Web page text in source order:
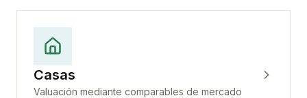
Casas
Valuación mediante comparables de mercado